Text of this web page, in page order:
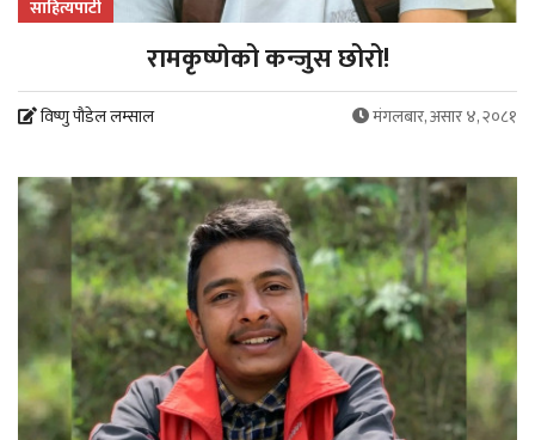
साहित्यपाटी
रामकृष्णेको कन्जुस छोरो!
विष्णु पौडेल लम्साल मंगलबार, असार ४, २०८१